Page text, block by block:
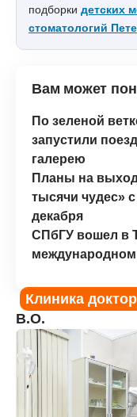
подборки детских
стоматологий
Вам может
По зеленой
запустили
галерею
Планы на
тысячи чудес»
декабря
СПбГУ вошел в
международном
Клиника
В.О.